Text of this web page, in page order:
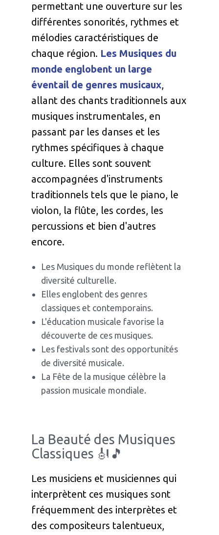
permettant une ouverture sur les
différentes sonorités, rythmes et
mélodies caractéristiques de
chaque région. Les Musiques du
monde englobent un large
éventail de genres musicaux,
allant des chants traditionnels aux
musiques instrumentales, en
passant par les danses et les
rythmes spécifiques à chaque
culture. Elles sont souvent
accompagnées d'instruments
traditionnels tels que le piano, le
violon, la flûte, les cordes, les
percussions et bien d'autres
encore.
Les Musiques du monde reflètent la
diversité culturelle.
Elles englobent des genres
classiques et contemporains.
L'éducation musicale favorise la
découverte de ces musiques.
Les festivals sont des opportunités
de diversité musicale.
La Fête de la musique célèbre la
passion musicale mondiale.
La Beauté des Musiques
Classiques 🎻🎵
Les musiciens et musiciennes qui
interprètent ces musiques sont
fréquemment des interprètes et
des compositeurs talentueux,